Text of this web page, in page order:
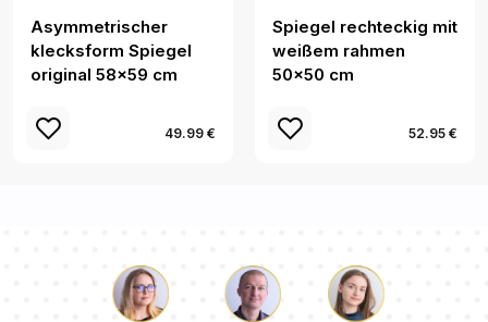
Asymmetrischer
klecksform Spiegel
original 58x59 cm
49.99 €
Spiegel rechteckig mit
weißem rahmen
50x50 cm
52.95 €